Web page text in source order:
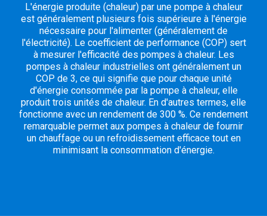
L'énergie produite (chaleur) par une pompe à chaleur
est généralement plusieurs fois supérieure à l'énergie
nécessaire pour l'alimenter (généralement de
l'électricité). Le coefficient de performance (COP) sert
à mesurer l'efficacité des pompes à chaleur. Les
pompes à chaleur industrielles ont généralement un
COP de 3, ce qui signifie que pour chaque unité
d'énergie consommée par la pompe à chaleur, elle
produit trois unités de chaleur. En d'autres termes, elle
fonctionne avec un rendement de 300 %. Ce rendement
remarquable permet aux pompes à chaleur de fournir
un chauffage ou un refroidissement efficace tout en
minimisant la consommation d'énergie.